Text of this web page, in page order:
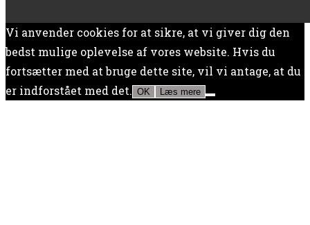
Vi anvender cookies for at sikre, at vi giver dig den
bedst mulige oplevelse af vores website. Hvis du
fortsætter med at bruge dette site, vil vi antage, at du
er indforstået med det. OK Læs mere